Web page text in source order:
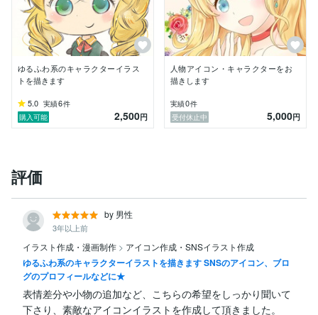
ゆるふわ系のキャラクターイラス
トを描きます
5.0 実績6件
購入可能
2,500円
人物アイコン・キャラクターをお
描きします
実績0件
受付休止中
5,000円
評価
by 男性
3年以上前
イラスト作成・漫画制作 > アイコン作成・SNSイラスト作成
ゆるふわ系のキャラクターイラストを描きます SNSのアイコン、ブロ
グのプロフィールなどに★
表情差分や小物の追加など、こちらの希望をしっかり聞いて
下さり、素敵なアイコンイラストを作成して頂きました。